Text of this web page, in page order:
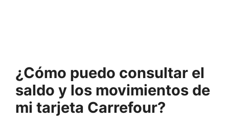
¿Cómo puedo consultar el
saldo y los movimientos de
mi tarjeta Carrefour?